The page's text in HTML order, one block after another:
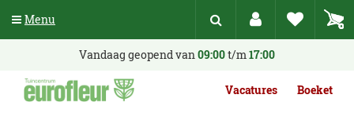
n
Vandaag geopend van09:00t/m17:00
Vacatures Boeket
Menu